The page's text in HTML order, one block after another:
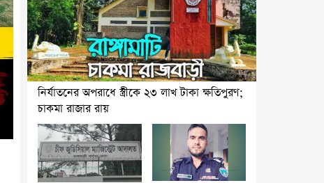
নির্যাতনের অপরাধে স্ত্রীকে ২৩ লাখ টাকা ক্ষতিপুরণ;
চাকমা রাজার রায়